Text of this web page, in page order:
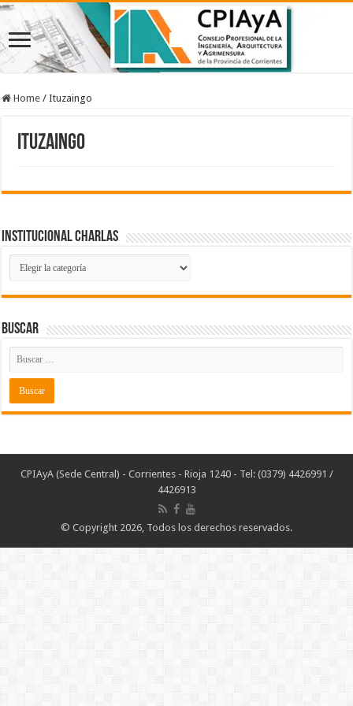
Home / Ituzaingo
Ituzaingo
Institucional Charlas
Institucional
Charlas
Buscar
CPIAyA (Sede Central) - Corrientes - Rioja 1240 - Tel: (0379) 4426991 /
4426913
© Copyright 2026, Todos los derechos reservados.